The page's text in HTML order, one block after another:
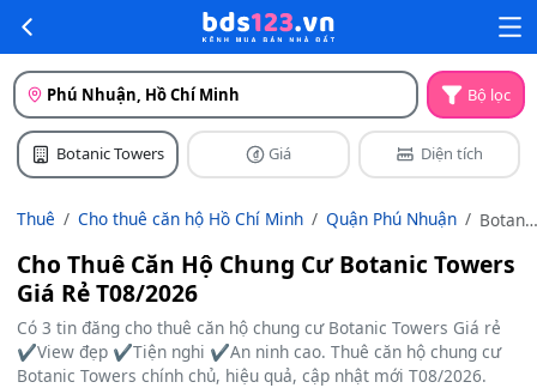
Phú Nhuận, Hồ Chí Minh Bộ lọc
Botanic Towers Giá Diện tích
Thuê Cho thuê căn hộ Hồ Chí Minh Quận Phú Nhuận
Botanic
Cho Thuê Căn Hộ Chung Cư Botanic Towers
Giá Rẻ T08/2026
Có 3 tin đăng cho thuê căn hộ chung cư Botanic Towers Giá rẻ
✔️View đẹp ✔️Tiện nghi ✔️An ninh cao. Thuê căn hộ chung cư
Botanic Towers chính chủ, hiệu quả, cập nhật mới T08/2026.